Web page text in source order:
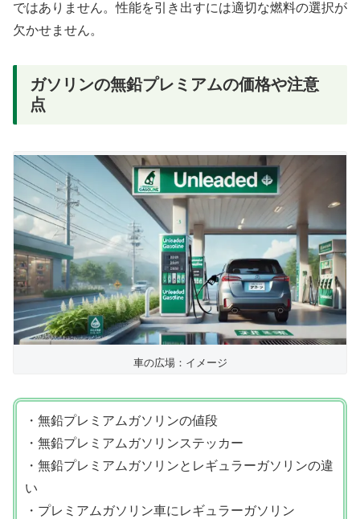
ではありません。性能を引き出すには適切な燃料の選択が
欠かせません。
ガソリンの無鉛プレミアムの価格や注意
点
車の広場：イメージ
・無鉛プレミアムガソリンの値段
・無鉛プレミアムガソリンステッカー
・無鉛プレミアムガソリンとレギュラーガソリンの違
い
・プレミアムガソリン車にレギュラーガソリン